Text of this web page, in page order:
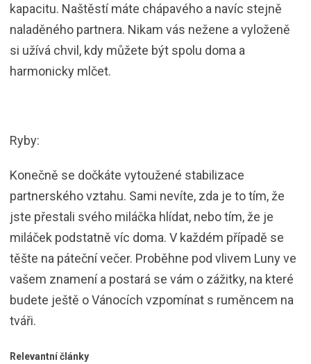
kapacitu. Naštěstí máte chápavého a navíc stejně
naladěného partnera. Nikam vás nežene a vyloženě
si užívá chvil, kdy můžete být spolu doma a
harmonicky mlčet.
Ryby:
Konečně se dočkáte vytoužené stabilizace
partnerského vztahu. Sami nevíte, zda je to tím, že
jste přestali svého miláčka hlídat, nebo tím, že je
miláček podstatně víc doma. V každém případě se
těšte na páteční večer. Proběhne pod vlivem Luny ve
vašem znamení a postará se vám o zážitky, na které
budete ještě o Vánocích vzpomínat s ruměncem na
tváři.
Relevantní články